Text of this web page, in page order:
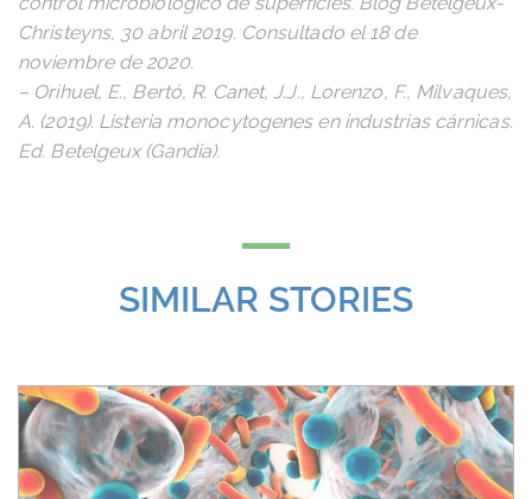
Christeyns, 30 abril 2019. Consultado el 18 de
noviembre de 2020.
– Orihuel, E., Bertó, R. Canet, J.J., Lorenzo, F., Milvaques,
A. (2019). Listeria monocytogenes en industrias cárnicas.
Ed. Betelgeux (Gandia).
SIMILAR STORIES